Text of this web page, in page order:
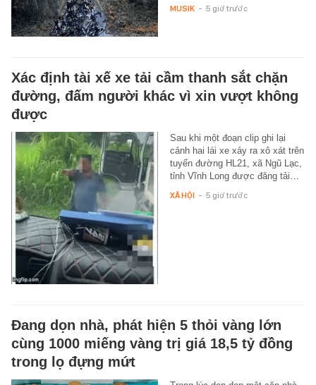
MUSIK - 5 giờ trước
Xác định tài xế xe tải cầm thanh sắt chặn
đường, đấm người khác vì xin vượt không
được
Sau khi một đoạn clip ghi lại
cảnh hai lái xe xảy ra xô xát trên
tuyến đường HL21, xã Ngũ Lạc,
tỉnh Vĩnh Long được đăng tải…
XÃ HỘI - 5 giờ trước
Đang dọn nhà, phát hiện 5 thỏi vàng lớn
cùng 1000 miếng vàng trị giá 18,5 tỷ đồng
trong lọ đựng mứt